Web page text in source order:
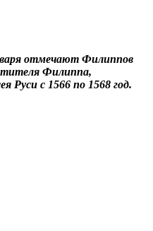
отмечают Филиппов
Филиппа,
Руси с 1566 по 1568 год.